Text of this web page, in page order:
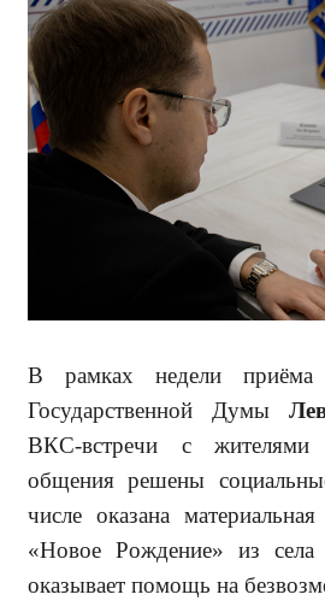
В рамках недели приёма
Государственной Думы
ВКС-встречи с
общения решены
числе оказана
«Новое Рождение» из
оказывает помощь на